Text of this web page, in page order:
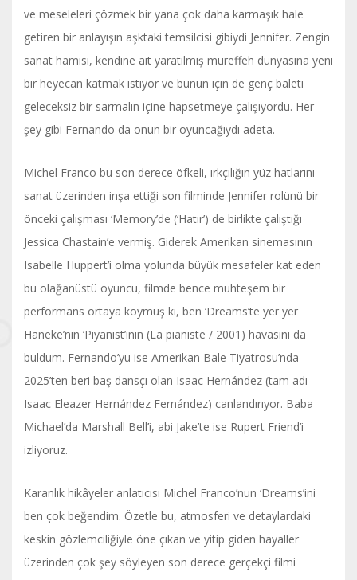
ve meseleleri çözmek bir yana çok daha karmaşık hale
getiren bir anlayışın aşktaki temsilcisi gibiydi Jennifer. Zengin
sanat hamisi, kendine ait yaratılmış müreffeh dünyasına yeni
bir heyecan katmak istiyor ve bunun için de genç baleti
geleceksiz bir sarmalın içine hapsetmeye çalışıyordu. Her
şey gibi Fernando da onun bir oyuncağıydı adeta.
Michel Franco bu son derece öfkeli, ırkçılığın yüz hatlarını
sanat üzerinden inşa ettiği son filminde Jennifer rolünü bir
önceki çalışması ‘Memory’de (‘Hatır’) de birlikte çalıştığı
Jessica Chastain’e vermiş. Giderek Amerikan sinemasının
Isabelle Huppert’i olma yolunda büyük mesafeler kat eden
bu olağanüstü oyuncu, filmde bence muhteşem bir
performans ortaya koymuş ki, ben ‘Dreams’te yer yer
Haneke’nin ‘Piyanist’inin (La pianiste / 2001) havasını da
buldum. Fernando’yu ise Amerikan Bale Tiyatrosu’nda
2025’ten beri baş dansçı olan Isaac Hernández (tam adı
Isaac Eleazer Hernández Fernández) canlandırıyor. Baba
Michael’da Marshall Bell’i, abi Jake’te ise Rupert Friend’i
izliyoruz.
Karanlık hikâyeler anlatıcısı Michel Franco’nun ‘Dreams’ini
ben çok beğendim. Özetle bu, atmosferi ve detaylardaki
keskin gözlemciliğiyle öne çıkan ve yitip giden hayaller
üzerinden çok şey söyleyen son derece gerçekçi filmi